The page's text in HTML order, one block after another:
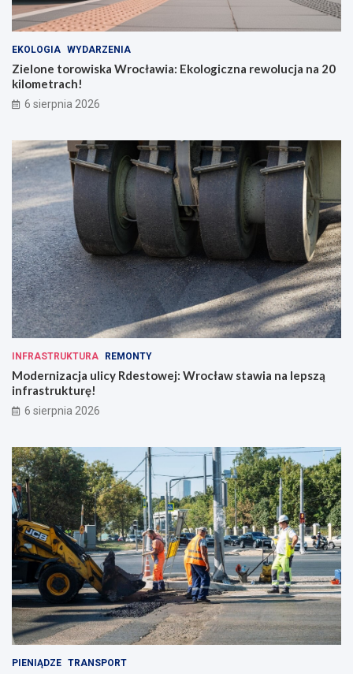
EKOLOGIA WYDARZENIA
Zielone torowiska Wrocławia: Ekologiczna rewolucja na 20
kilometrach!
6 sierpnia 2026
INFRASTRUKTURA REMONTY
Modernizacja ulicy Rdestowej: Wrocław stawia na lepszą
infrastrukturę!
6 sierpnia 2026
PIENIĄDZE TRANSPORT